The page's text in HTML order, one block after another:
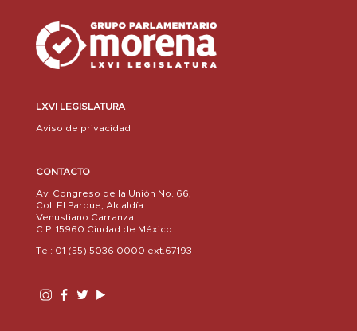
LXVI LEGISLATURA
Aviso de privacidad
CONTACTO
Av. Congreso de la Unión No. 66,
Col. El Parque, Alcaldía
Venustiano Carranza
C.P. 15960 Ciudad de México
Tel: 01 (55) 5036 0000 ext.67193